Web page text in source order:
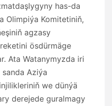
has-da
Olimpiýa Komitetiniň,
agzasy
ösdürmäge
Ata Watanymyzda iri
Aziýa
we dünýä
derejede guralmagy